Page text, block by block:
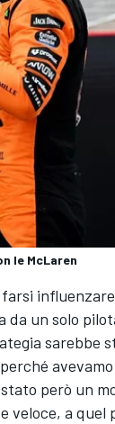
le McLaren
un solo
sarebbe
però un
veloce, a quel